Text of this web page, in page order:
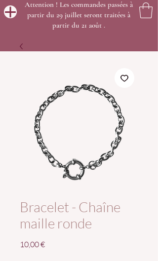
Attention ! Les commandes passées à
partir du 29 juillet seront traitées à
partir du 21 août .
Bracelet - Chaîne
maille ronde
10,00 €Prix